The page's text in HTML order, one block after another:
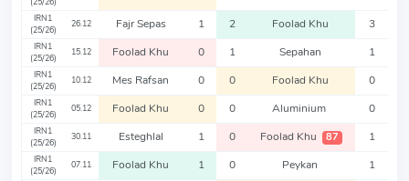
IRN1
(25/26)
26.12 Fajr Sepas 1 2 Foolad Khu 3
IRN1
(25/26)
15.12 Foolad Khu 0 1 Sepahan 1
IRN1
(25/26)
10.12 Mes Rafsan 0 0 Foolad Khu 0
IRN1
(25/26)
05.12 Foolad Khu 0 0 Aluminium 0
IRN1
(25/26)
30.11 Esteghlal 1 0 Foolad Khu 87 1
IRN1
(25/26)
07.11 Foolad Khu 1 0 Peykan 1